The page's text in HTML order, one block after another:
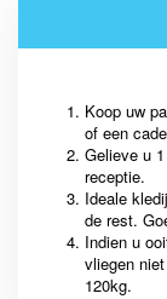
Koop uw
of een
Gelieve u
receptie.
Ideale
de rest.
Indien u
vliegen
120kg.